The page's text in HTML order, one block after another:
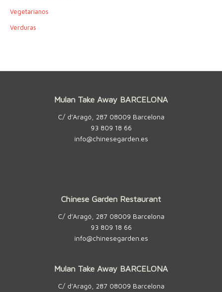
Vegetarianos
Verduras
Mulan Take Away BARCELONA
C/ d’Aragó, 287 08009 Barcelona
93 809 18 66
info@chinesegarden.es
Chinese Garden Restaurant
C/ d’Aragó, 287 08009 Barcelona
93 809 18 66
info@chinesegarden.es
Mulan Take Away BARCELONA
C/ d’Aragó, 287 08009 Barcelona